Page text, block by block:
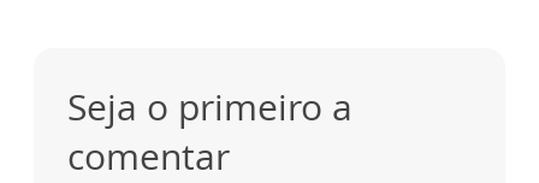
Seja o primeiro a
comentar